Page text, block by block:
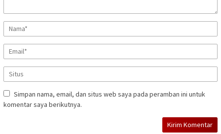
Simpan nama, email, dan situs web saya pada peramban ini untuk
komentar saya berikutnya.